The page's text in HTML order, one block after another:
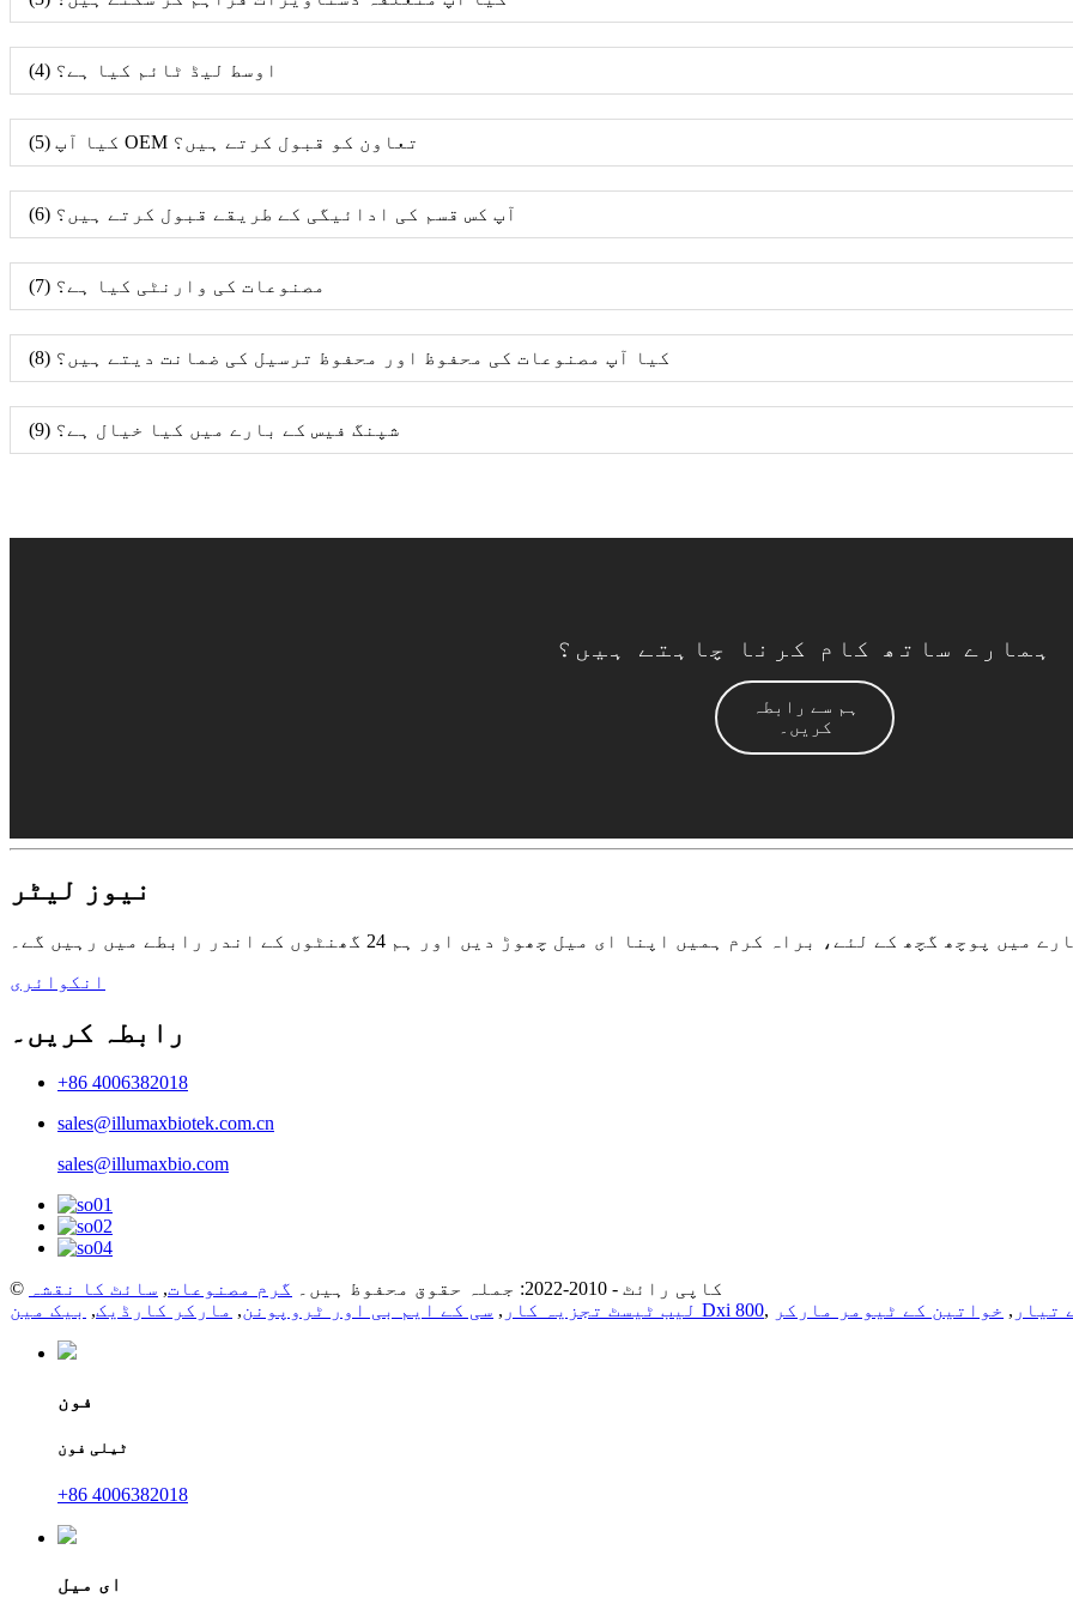
(4) اوسط لیڈ ٹائم کیا ہے؟
(5) کیا آپ OEM تعاون کو قبول کرتے ہیں؟
(6) آپ کس قسم کی ادائیگی کے طریقے قبول کرتے ہیں؟
(7) مصنوعات کی وارنٹی کیا ہے؟
(8) کیا آپ مصنوعات کی محفوظ اور محفوظ ترسیل کی ضمانت دیتے ہیں؟
(9) شپنگ فیس کے بارے میں کیا خیال ہے؟
ہمارے ساتھ کام کرنا چاہتے ہیں؟
ہم سے رابطہ
کریں۔
نیوز لیٹر
کے لئے، براہ کرم ہمیں اپنا ای میل چھوڑ دیں اور ہم 24 گھنٹوں کے اندر رابطے میں رہیں گے۔
انکوائری
رابطہ کریں۔
+86 4006382018
sales@illumaxbiotek.com.cn
sales@illumaxbio.com
© کاپی رائٹ - 2010-2022: جملہ حقوق محفوظ ہیں۔ گرم مصنوعات, سائٹ کا نقشہ
لیب ٹیسٹ تجزیہ کار , سی کے ایم بی اور ٹروپونن, مارکر کارڈیک, بیک مین Dxi 800, تیار , خواتین کے ٹیومر مارکر
فون
ٹیلی فون
+86 4006382018
ای میل